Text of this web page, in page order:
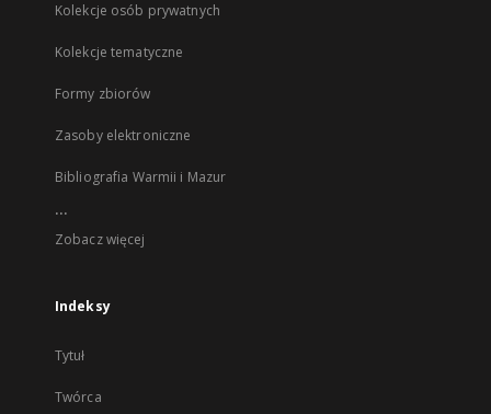
Kolekcje osób prywatnych
Kolekcje tematyczne
Formy zbiorów
Zasoby elektroniczne
Bibliografia Warmii i Mazur
...
Zobacz więcej
Indeksy
Tytuł
Twórca